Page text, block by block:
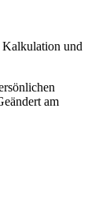
Kalkulation und
am